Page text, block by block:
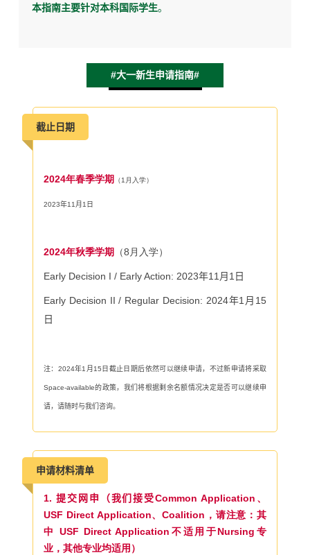
本指南主要针对本科国际学生。
#大一新生申请指南#
截止日期
2024年春季学期 （1月入学）
2023年11 月 1 日
2024年秋季学期 （8月入学）
Early Decision I / Early Action: 2023年11 月 1 日
Early Decision II / Regular Decision: 2024年1 月 15
日
注： 2024年1 月 15 日截止日期后依然可以继续申请，不过新申请将采取
Space-available的政策，我们将根据剩余名额情况决定是否可以继续申
请，请随时与我们咨询。
申请材料清单
1. 提交网申 （我们接受Common Application、
USF Direct Application、Coalition，请注意：其
中 USF Direct Application不适用于Nursing专
业，其他专业均适用）